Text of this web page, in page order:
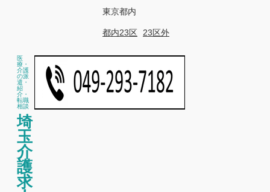
東京都内
都内23区 23区外
医
療・
介護
の派
遣・
紹
介・
転職
相談
埼
玉
介
護
求